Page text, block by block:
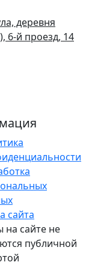
деревня
6-й проезд, 14
сайта
на сайте не
публичной